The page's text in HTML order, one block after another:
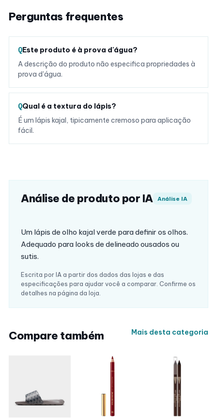
Perguntas frequentes
Este produto é à prova d'água?
A descrição do produto não especifica propriedades à
prova d'água.
Qual é a textura do lápis?
É um lápis kajal, tipicamente cremoso para aplicação
fácil.
Análise de produto por IA Análise IA
Um lápis de olho kajal verde para definir os olhos.
Adequado para looks de delineado ousados ou
sutis.
Escrita por IA a partir dos dados das lojas e das
especificações para ajudar você a comparar. Confirme os
detalhes na página da loja.
Compare também Mais desta categoria